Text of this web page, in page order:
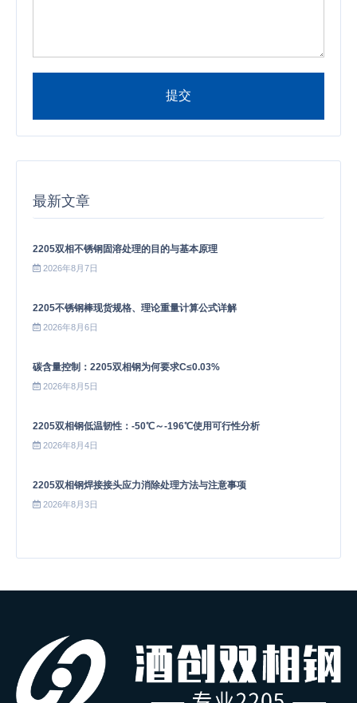
提交
最新文章
2205双相不锈钢固溶处理的目的与基本原理
2026年8月7日
2205不锈钢棒现货规格、理论重量计算公式详解
2026年8月6日
碳含量控制：2205双相钢为何要求C≤0.03%
2026年8月5日
2205双相钢低温韧性：-50℃～-196℃使用可行性分析
2026年8月4日
2205双相钢焊接接头应力消除处理方法与注意事项
2026年8月3日